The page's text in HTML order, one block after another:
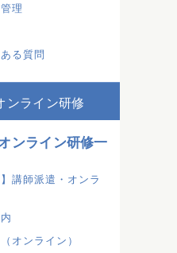
理
る質問
ンライン研修
ンライン研修一
】講師派遣・オンラ
オンライン）